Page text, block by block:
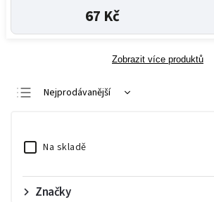
67 Kč
Zobrazit více produktů
Nejprodávanější
Na skladě
Značky